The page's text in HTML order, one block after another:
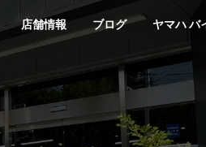
店舗情報 ブログ ヤマハ バ